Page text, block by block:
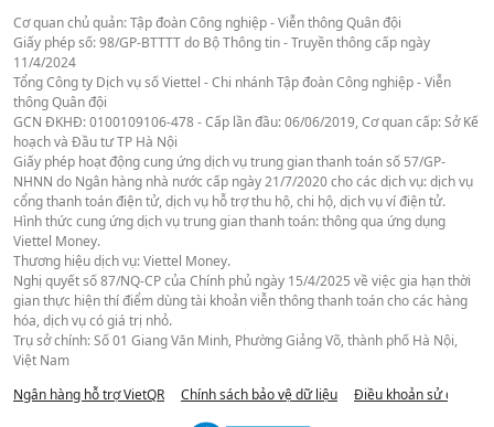
Cơ quan chủ quản: Tập đoàn Công nghiệp - Viễn thông Quân đội
Giấy phép số: 98/GP-BTTTT do Bộ Thông tin - Truyền thông cấp ngày
11/4/2024
Tổng Công ty Dịch vụ số Viettel - Chi nhánh Tập đoàn Công nghiệp - Viễn
thông Quân đội
GCN ĐKHĐ: 0100109106-478 - Cấp lần đầu: 06/06/2019, Cơ quan cấp: Sở Kế
hoạch và Đầu tư TP Hà Nội
Giấy phép hoạt động cung ứng dịch vụ trung gian thanh toán số 57/GP-
NHNN do Ngân hàng nhà nước cấp ngày 21/7/2020 cho các dịch vụ: dịch vụ
cổng thanh toán điện tử, dịch vụ hỗ trợ thu hộ, chi hộ, dịch vụ ví điện tử.
Hình thức cung ứng dịch vụ trung gian thanh toán: thông qua ứng dụng
Viettel Money.
Thương hiệu dịch vụ: Viettel Money.
Nghị quyết số 87/NQ-CP của Chính phủ ngày 15/4/2025 về việc gia hạn thời
gian thực hiện thí điểm dùng tài khoản viễn thông thanh toán cho các hàng
hóa, dịch vụ có giá trị nhỏ.
Trụ sở chính: Số 01 Giang Văn Minh, Phường Giảng Võ, thành phố Hà Nội,
Việt Nam
Ngân hàng hỗ trợ VietQR
Chính sách bảo vệ dữ liệu Điều khoản sử dụng